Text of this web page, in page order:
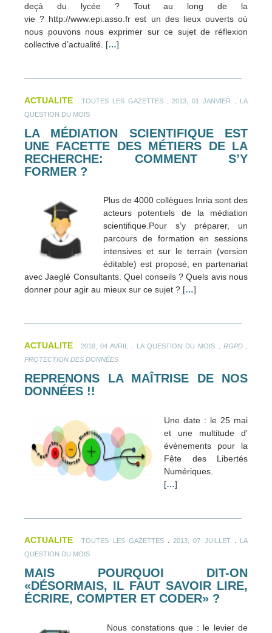
deçà du lycée ? Tout au long de la
vie ? http://www.epi.asso.fr est un des lieux ouverts où
nous pouvons nous exprimer sur ce sujet de réflexion
collective d’actualité. […]
ACTUALITE TOUTES LES GAZETTES.2013, 01 JANVIER
LA
QUESTION DU MOIS
LA MÉDIATION SCIENTIFIQUE EST
UNE FACETTE DES MÉTIERS DE LA
RECHERCHE: COMMENT S’Y
FORMER ?
Plus de 4000 collègues Inria sont des
acteurs potentiels de la médiation
scientifique.Pour s’y préparer, un
parcours de formation en sessions
intensives et sur le terrain (version
éditable) est proposé, en partenariat
avec Jaeglé Consultants. Quel conseils ? Quels avis nous
donner pour agir au mieux sur ce sujet ? […]
ACTUALITE 2018, 04 AVRIL LA QUESTION DU MOIS RGPD.
PROTECTION DES DONNÉES
REPRENONS LA MAÎTRISE DE NOS
DONNÉES !!
Une date : le 25 mai
et une multitude d'
évènements pour la
Fête des Libertés
Numériques.
[…]
ACTUALITE TOUTES LES GAZETTES.2013, 07 JUILLET.
LA
QUESTION DU MOIS
MAIS POURQUOI DIT-ON
«DÉSORMAIS, IL FAUT SAVOIR LIRE,
ÉCRIRE, COMPTER ET CODER» ?
Nous constations que : le levier de